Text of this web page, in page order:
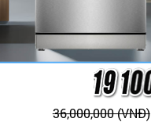
36,000,000 (VNĐ)